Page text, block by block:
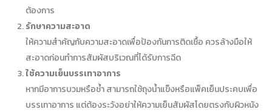
ต้องการ
รักษาความสะอาด
ให้ความสำคัญกับความสะอาดเพื่อป้องกันการติดเชื้อ ควรล้างมือให้
สะอาดก่อนทำการสัมผัสบริเวณที่ได้รับการฉีด
ใช้ความเย็นบรรเทาอาการ
หากมีอาการบวมหรือช้ำ สามารถใช้ถุงน้ำแข็งหรือแพ็คเย็นประคบเพื่อ
บรรเทาอาการ แต่ต้องระวังอย่าให้ความเย็นสัมผัสโดยตรงกับผิวหนัง